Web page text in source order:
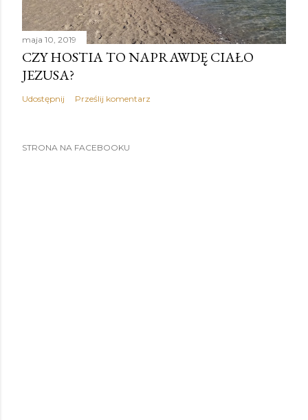
maja 10, 2019
CZY HOSTIA TO NAPRAWDĘ CIAŁO
JEZUSA?
Udostępnij Prześlij komentarz
STRONA NA FACEBOOKU